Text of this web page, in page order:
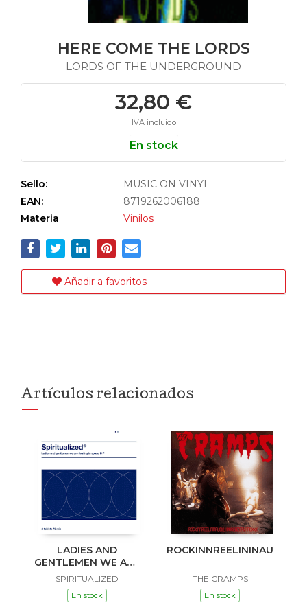
HERE COME THE LORDS
LORDS OF THE UNDERGROUND
32,80 €
IVA incluido
En stock
Sello:
MUSIC ON VINYL
EAN:
8719262006188
Materia
Vinilos
Añadir a favoritos
Artículos relacionados
LADIES AND
GENTLEMEN WE ARE
FLOATING IN SPACE
SPIRITUALIZED
En stock
THE CRAMPS
En stock